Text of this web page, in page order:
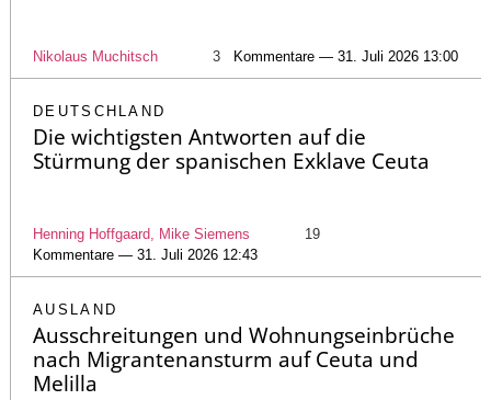
Nikolaus Muchitsch 3 Kommentare — 31. Juli 2026 13:00
DEUTSCHLAND
Die wichtigsten Antworten auf die
Stürmung der spanischen Exklave Ceuta
Henning Hoffgaard, Mike Siemens
19
Kommentare — 31. Juli 2026 12:43
AUSLAND
Ausschreitungen und Wohnungseinbrüche
nach Migrantenansturm auf Ceuta und
Melilla